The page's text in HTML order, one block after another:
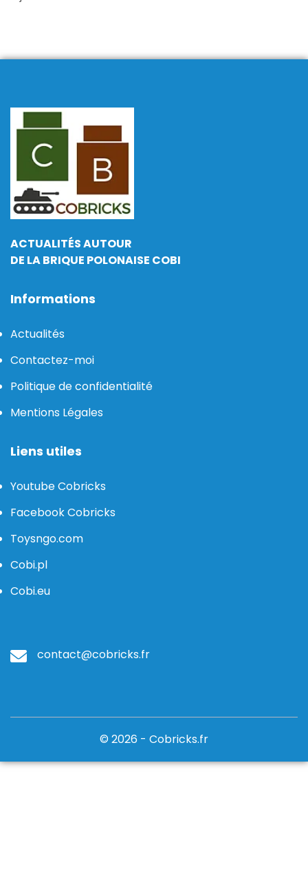
ACTUALITÉS AUTOUR
DE LA BRIQUE POLONAISE COBI
Informations
Actualités
Contactez-moi
Politique de confidentialité
Mentions Légales
Liens utiles
Youtube Cobricks
Facebook Cobricks
Toysngo.com
Cobi.pl
Cobi.eu
contact@cobricks.fr
© 2026 - Cobricks.fr